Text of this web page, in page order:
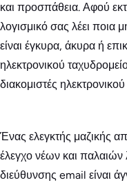
και προσπάθεια. Αφού
λογισμικό σας λέει ποια
είναι έγκυρα, άκυρα ή
ηλεκτρονικού
διακομιστές
Ένας ελεγκτής μαζικής
έλεγχο νέων και
διεύθυνσης email είναι